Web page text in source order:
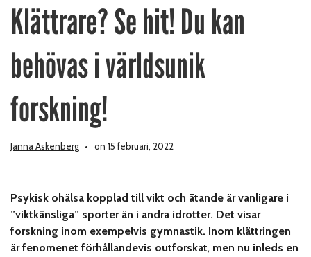
Klättrare? Se hit! Du kan
behövas i världsunik
forskning!
Janna Askenberg on 15 februari, 2022
Psykisk ohälsa kopplad till vikt och ätande är vanligare i
”viktkänsliga” sporter än i andra idrotter. Det visar
forskning inom exempelvis gymnastik. Inom klättringen
är fenomenet förhållandevis outforskat, men nu inleds en